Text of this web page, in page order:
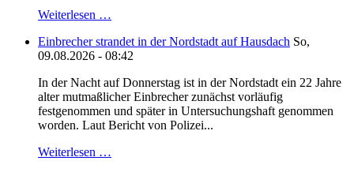
Weiterlesen …
Einbrecher strandet in der Nordstadt auf Hausdach So,
09.08.2026 - 08:42
In der Nacht auf Donnerstag ist in der Nordstadt ein 22 Jahre
alter mutmaßlicher Einbrecher zunächst vorläufig
festgenommen und später in Untersuchungshaft genommen
worden. Laut Bericht von Polizei...
Weiterlesen …